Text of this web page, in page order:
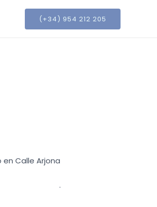
(+34) 954 212 205
en Calle Arjona
info@fortium.es.